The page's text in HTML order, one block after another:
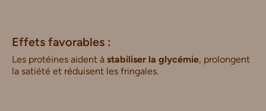
Effets favorables :
Les protéines aident à stabiliser la glycémie, prolongent
la satiété et réduisent les fringales.